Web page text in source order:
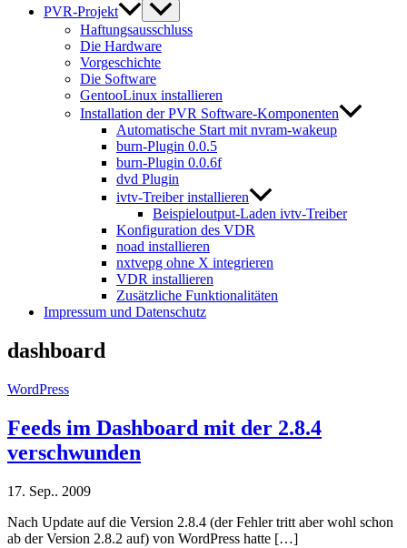
PVR-Projekt
Haftungsausschluss
Die Hardware
Vorgeschichte
Die Software
GentooLinux installieren
Installation der PVR Software-Komponenten
Automatische Start mit nvram-wakeup
burn-Plugin 0.0.5
burn-Plugin 0.0.6f
dvd Plugin
ivtv-Treiber installieren
Beispieloutput-Laden ivtv-Treiber
Konfiguration des VDR
noad installieren
nxtvepg ohne X integrieren
VDR installieren
Zusätzliche Funktionalitäten
Impressum und Datenschutz
dashboard
WordPress
Feeds im Dashboard mit der 2.8.4
verschwunden
17. Sep.. 2009
Nach Update auf die Version 2.8.4 (der Fehler tritt aber wohl schon
ab der Version 2.8.2 auf) von WordPress hatte […]